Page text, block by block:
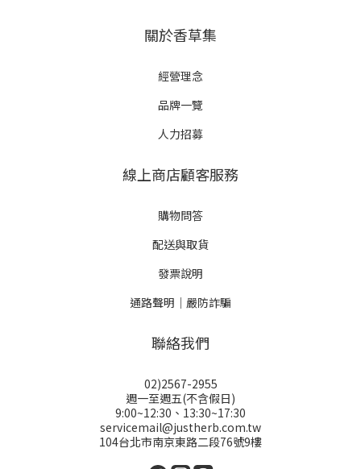
關於香草集
經營理念
品牌一覽
人力招募
線上商店顧客服務
購物問答
配送與取貨
發票說明
通路聲明｜嚴防詐騙
聯絡我們
02)2567-2955
週一至週五(不含假日)
9:00~12:30、13:30~17:30
servicemail@justherb.com.tw
104台北市南京東路二段76號9樓